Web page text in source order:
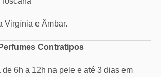
Virgínia e Âmbar.
Contratipos
de 6h a 12h na pele e até 3 dias em